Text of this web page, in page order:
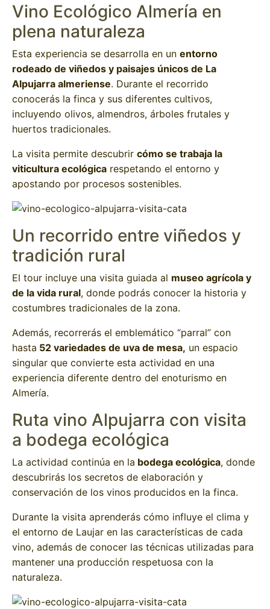
Vino Ecológico Almería en
plena naturaleza
Esta experiencia se desarrolla en un entorno
rodeado de viñedos y paisajes únicos de La
Alpujarra almeriense. Durante el recorrido
conocerás la finca y sus diferentes cultivos,
incluyendo olivos, almendros, árboles frutales y
huertos tradicionales.
La visita permite descubrir cómo se trabaja la
viticultura ecológica respetando el entorno y
apostando por procesos sostenibles.
Un recorrido entre viñedos y
tradición rural
El tour incluye una visita guiada al museo agrícola y
de la vida rural, donde podrás conocer la historia y
costumbres tradicionales de la zona.
Además, recorrerás el emblemático “parral” con
hasta 52 variedades de uva de mesa, un espacio
singular que convierte esta actividad en una
experiencia diferente dentro del enoturismo en
Almería.
Ruta vino Alpujarra con visita
a bodega ecológica
La actividad continúa en la bodega ecológica, donde
descubrirás los secretos de elaboración y
conservación de los vinos producidos en la finca.
Durante la visita aprenderás cómo influye el clima y
el entorno de Laujar en las características de cada
vino, además de conocer las técnicas utilizadas para
mantener una producción respetuosa con la
naturaleza.